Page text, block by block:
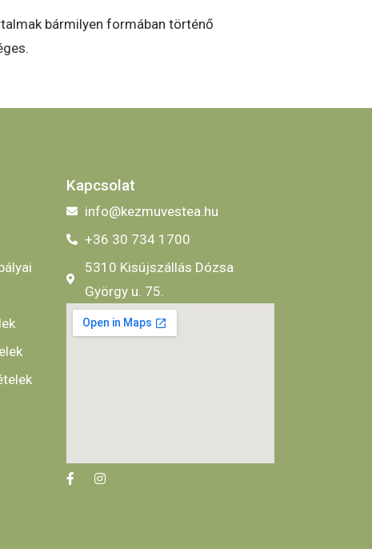
bármilyen formában történő
Kapcsolat
info@kezmuvestea.hu
+36 30 734 1700
5310 Kisújszállás Dózsa
György u. 75.